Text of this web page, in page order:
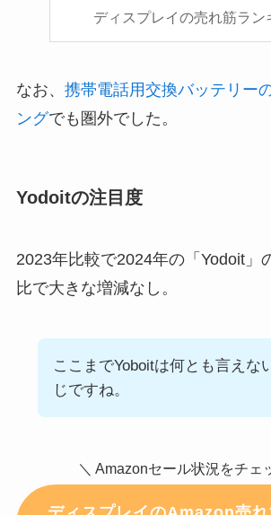
ディスプレイの売れ筋ラン
なお、 携帯電話用交換バッテリー
ングでも圏外でした。
Yodoitの注目度
2023年比較で2024年の「Yodoit」
比で大きな増減なし。
ここまでYoboitは何とも言えな
じですね。
＼ Amazonセール状況をチェ